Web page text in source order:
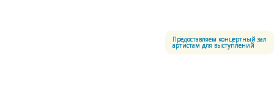
Предоставляем концертный зал
артистам для выступлений